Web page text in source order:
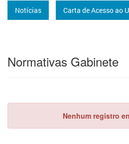
Notícias Carta de Acesso ao
Normativas Gabinete
Nenhum registro